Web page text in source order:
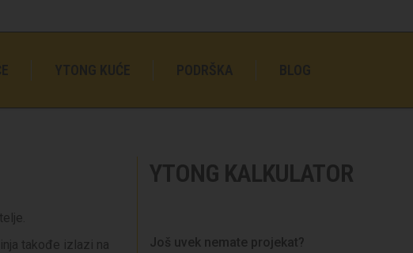
YTONG KUĆE PODRŠKA BLOG
takođe izlazi na
YTONG KALKULATOR
Još uvek nemate projekat?